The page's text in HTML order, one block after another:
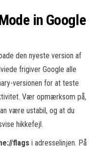
in Google
den nyeste version af
frigiver Google alle
versionen for at teste
Vær opmærksom på,
være ustabil, og at du
hikkefejl.
flags i adresselinjen. På